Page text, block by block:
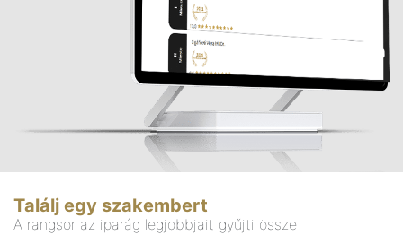
Találj egy szakembert
A rangsor az iparág legjobbjait gyűjti össze